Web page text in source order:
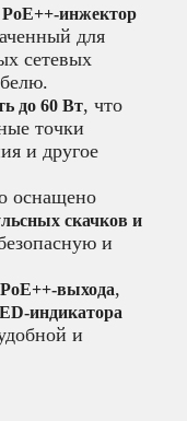
PoE++-инжектор
для
сетевых
до 60 Вт, что
точки
и другое
оснащено
скачков и
и
PoE++-выхода,
индикатора
и